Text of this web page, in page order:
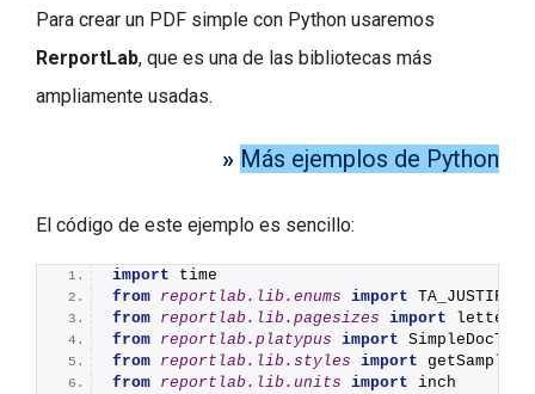
Para crear un PDF simple con Python usaremos
RerportLab, que es una de las bibliotecas más
ampliamente usadas.
» Más ejemplos de Python
El código de este ejemplo es sencillo:
import time
from reportlab.lib.enums import TA_JUSTIFY
from reportlab.lib.pagesizes import letter
from reportlab.platypus import
from reportlab.lib.styles import
from reportlab.lib.units import inch